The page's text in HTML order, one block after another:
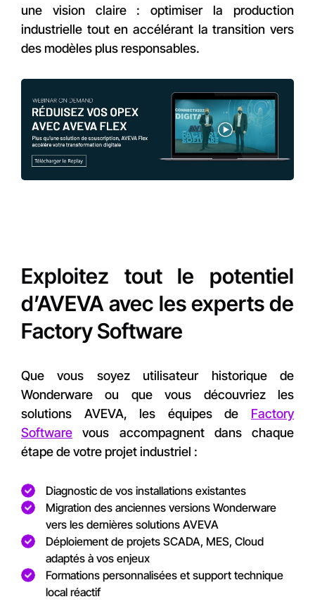
une vision claire : optimiser la production
industrielle tout en accélérant la transition vers
des modèles plus responsables.
Exploitez tout le potentiel
d’AVEVA avec les experts de
Factory Software
Que vous soyez utilisateur historique de
Wonderware ou que vous découvriez les
solutions AVEVA, les équipes de Factory
Software vous accompagnent dans chaque
étape de votre projet industriel :
Diagnostic de vos installations existantes
Migration des anciennes versions Wonderware
vers les dernières solutions AVEVA
Déploiement de projets SCADA, MES, Cloud
adaptés à vos enjeux
Formations personnalisées et support technique
local réactif